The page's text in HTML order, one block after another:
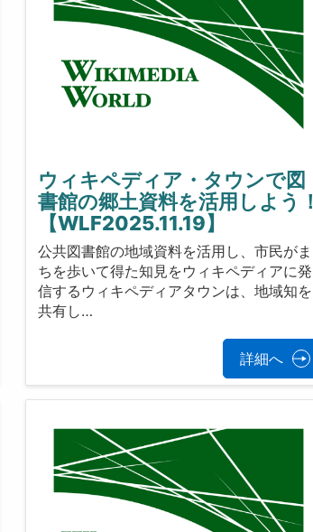
ウィキペディア・タウンで図
書館の郷土資料を活用しよう！
【WLF2025.11.19】
公共図書館の地域資料を活用し、市民がま
ちを歩いて得た知見をウィキペディアに発
信するウィキペディアタウンは、地域知を
共有し…
詳細へ